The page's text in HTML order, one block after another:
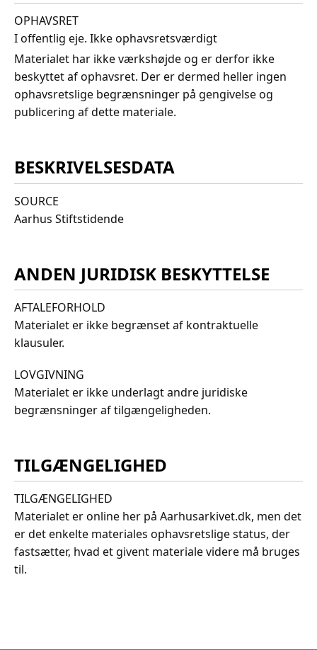
OPHAVSRET
I offentlig eje. Ikke ophavsretsværdigt
Materialet har ikke værkshøjde og er derfor ikke
beskyttet af ophavsret. Der er dermed heller ingen
ophavsretslige begrænsninger på gengivelse og
publicering af dette materiale.
BESKRIVELSESDATA
SOURCE
Aarhus Stiftstidende
ANDEN JURIDISK BESKYTTELSE
AFTALEFORHOLD
Materialet er ikke begrænset af kontraktuelle
klausuler.
LOVGIVNING
Materialet er ikke underlagt andre juridiske
begrænsninger af tilgængeligheden.
TILGÆNGELIGHED
TILGÆNGELIGHED
Materialet er online her på Aarhusarkivet.dk, men det
er det enkelte materiales ophavsretslige status, der
fastsætter, hvad et givent materiale videre må bruges
til.